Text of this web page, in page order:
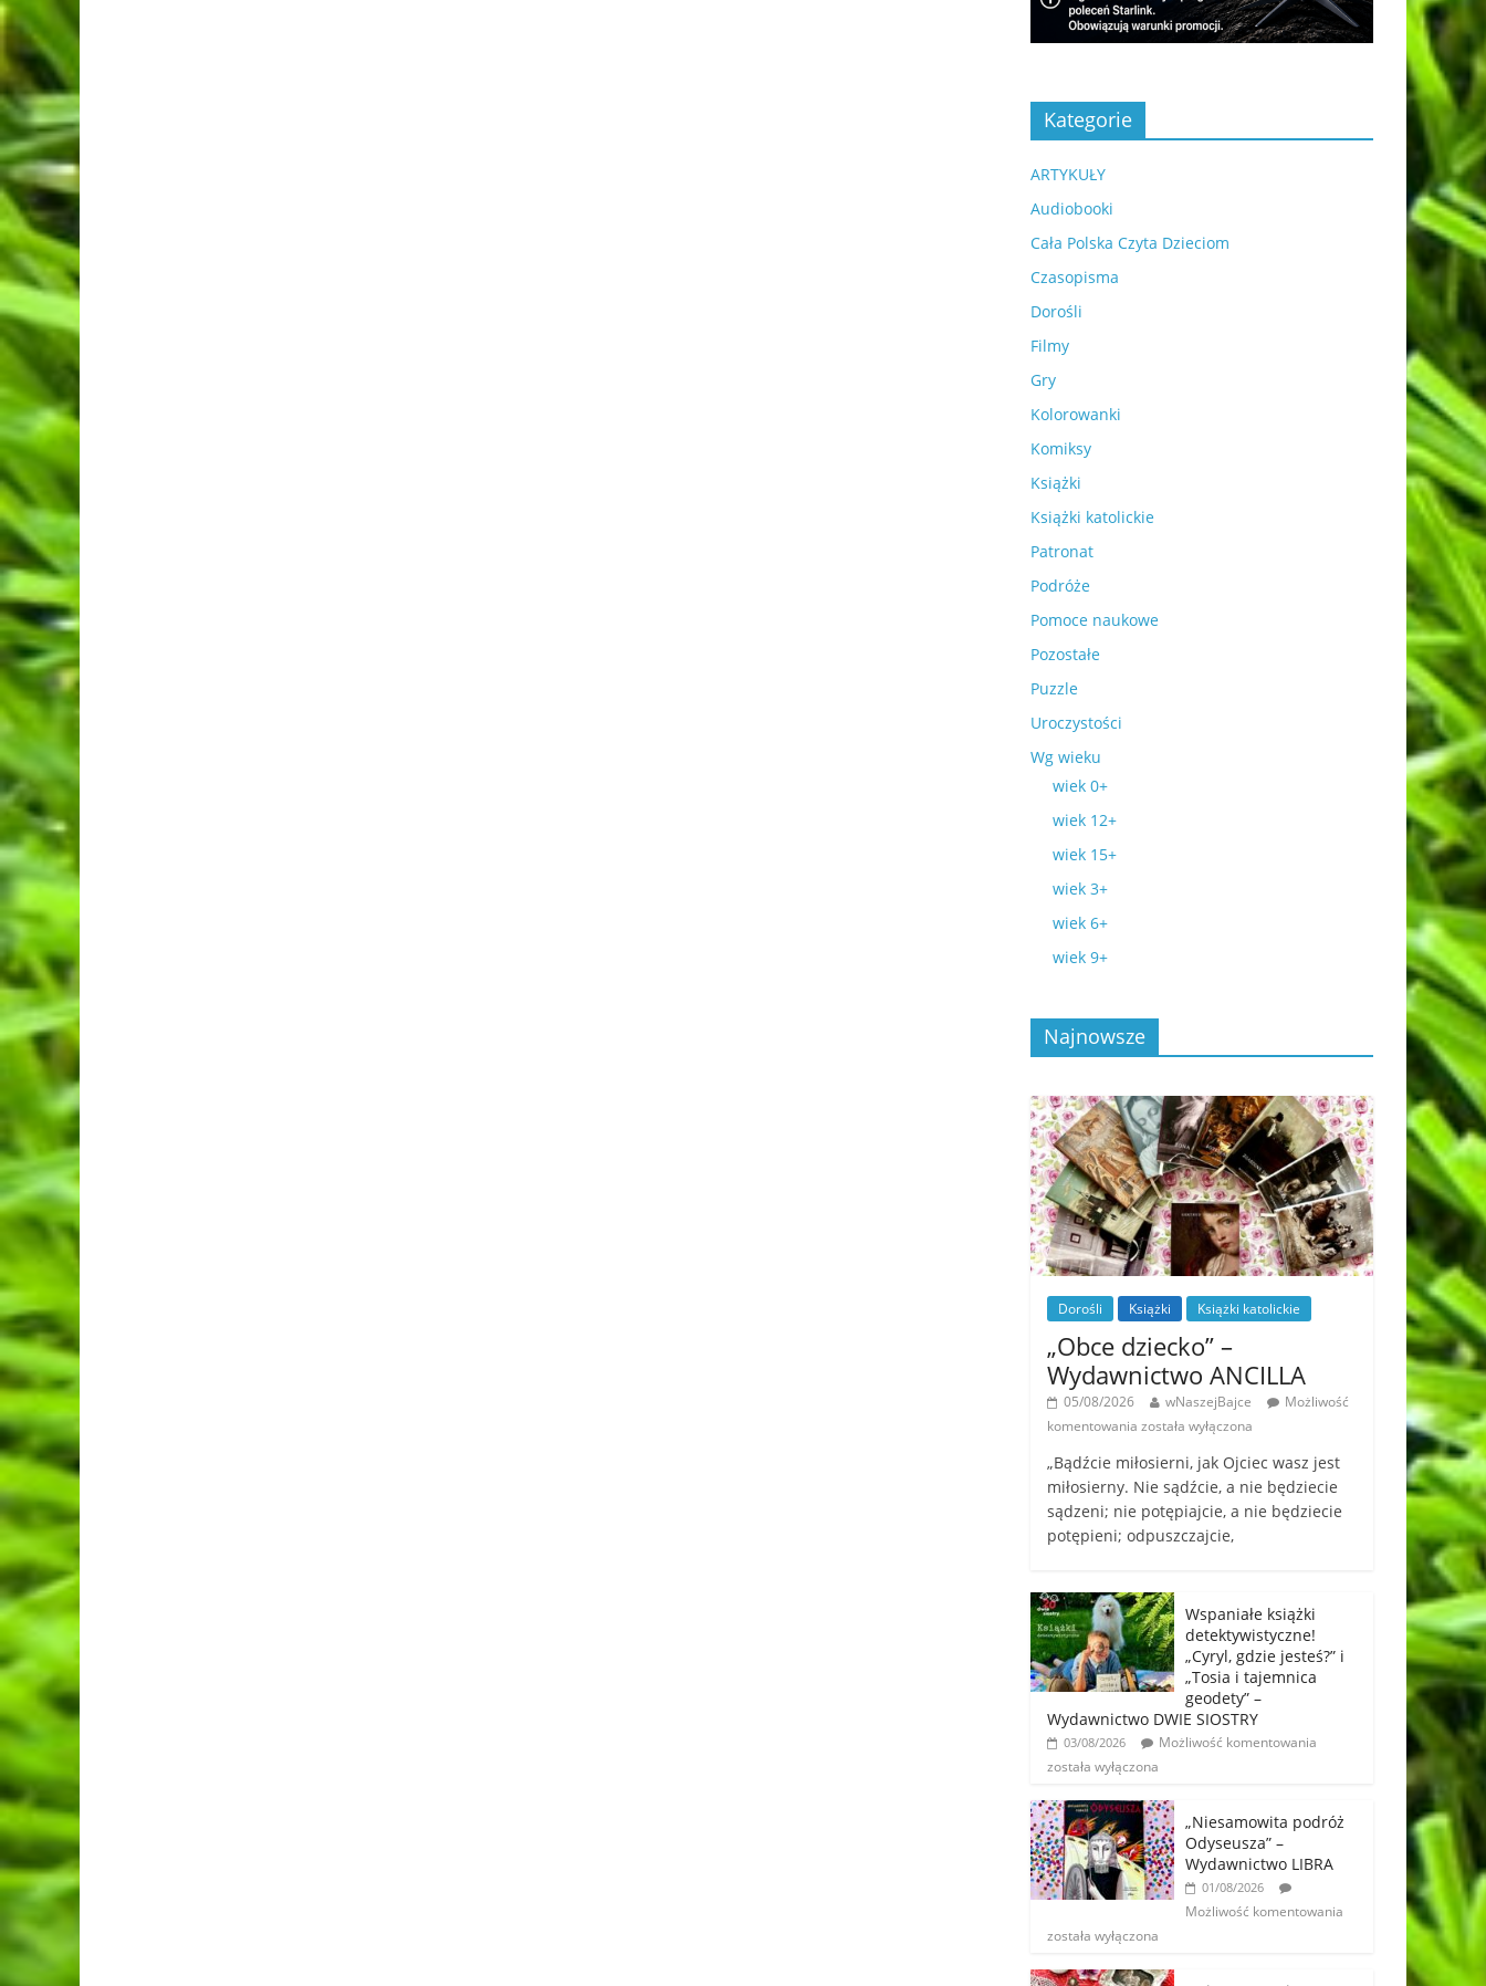
Kategorie
ARTYKUŁY
Audiobooki
Cała Polska Czyta Dzieciom
Czasopisma
Dorośli
Filmy
Gry
Kolorowanki
Komiksy
Książki
Książki katolickie
Patronat
Podróże
Pomoce naukowe
Pozostałe
Puzzle
Uroczystości
Wg wieku
wiek 0+
wiek 12+
wiek 15+
wiek 3+
wiek 6+
wiek 9+
Najnowsze
Dorośli Książki Książki katolickie
„Obce dziecko” –
Wydawnictwo ANCILLA
05/08/2026 wNaszejBajce
Możliwość
komentowania została wyłączona
„Bądźcie miłosierni, jak Ojciec wasz jest
miłosierny. Nie sądźcie, a nie będziecie
sądzeni; nie potępiajcie, a nie będziecie
potępieni; odpuszczajcie,
Wspaniałe książki
detektywistyczne!
„Cyryl, gdzie jesteś?” i
„Tosia i tajemnica
geodety” –
Wydawnictwo DWIE SIOSTRY
03/08/2026
Możliwość komentowania
została wyłączona
„Niesamowita podróż
Odyseusza” –
Wydawnictwo LIBRA
01/08/2026
Możliwość komentowania
została wyłączona